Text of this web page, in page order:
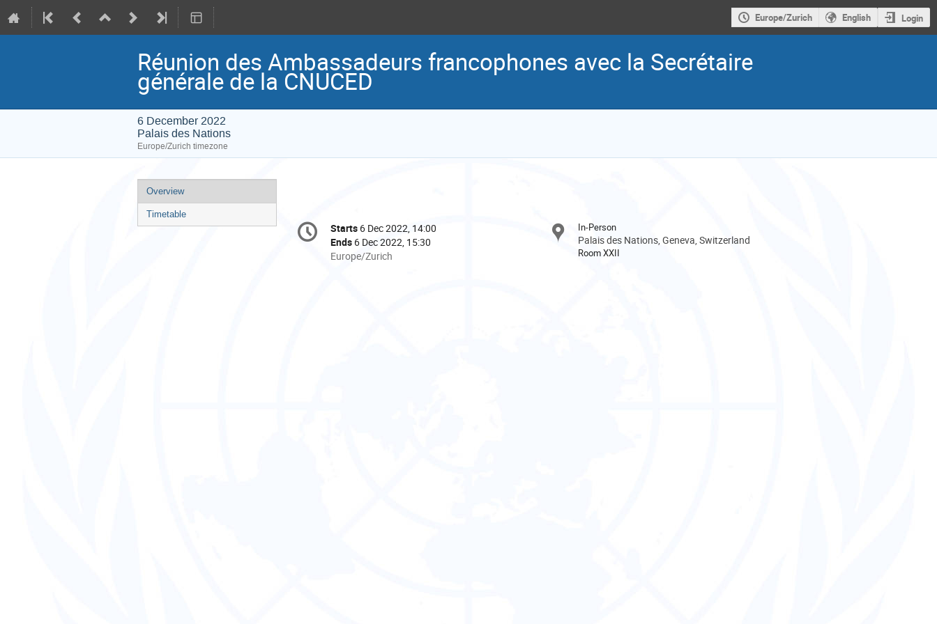
Europe/Zurich English Login
Réunion des Ambassadeurs francophones avec la Secrétaire
générale de la CNUCED
6 December 2022
Palais des Nations
Europe/Zurich timezone
Event
menu
Overview
Timetable
Conference
information
Date/Time
Starts 6 Dec 2022, 14:00
Ends 6 Dec 2022, 15:30
All
Europe/Zurich
In-Person
Palais des Nations, Geneva, Switzerland
Room XXII